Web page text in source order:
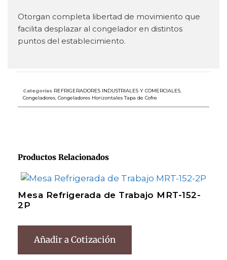
Otorgan completa libertad de movimiento que
facilita desplazar al congelador en distintos
puntos del establecimiento.
Categorías REFRIGERADORES INDUSTRIALES Y COMERCIALES,
Congeladores, Congeladores Horizontales Tapa de Cofre
Productos Relacionados
Mesa Refrigerada de Trabajo MRT-152-
2P
Añadir a Cotización